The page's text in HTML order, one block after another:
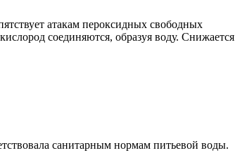
атакам пероксидных свободных
соединяются, образуя воду. Снижается
санитарным нормам питьевой воды.